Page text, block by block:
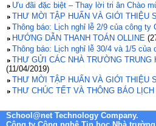
Ưu đãi đặc biệt – Thay lời tri ân Chào
THƯ MỜI TẬP HUẤN VÀ GIỚI THIỆU
Thông báo: Lịch nghỉ lễ 2/9 của công ty
HƯỚNG DẪN THANH TOÁN OLLINE
Thông báo: Lịch nghỉ lễ 30/4 và 1/5
THƯ GỬI CÁC NHÀ TRƯỜNG TRUNG
(11/04/2019)
THƯ MỜI TẬP HUẤN VÀ GIỚI THIỆU
THƯ CHÚC TẾT VÀ THÔNG BÁO
School@net Technology Company.